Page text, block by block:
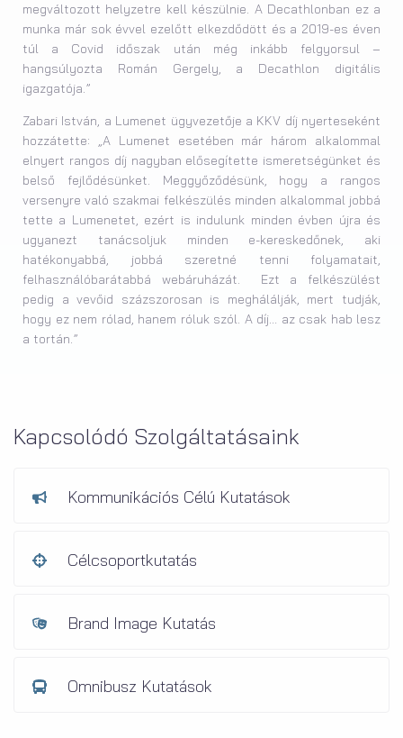
megváltozott helyzetre kell készülnie. A Decathlonban ez a
munka már sok évvel ezelőtt elkezdődött és a 2019-es éven
túl a Covid időszak után még inkább felgyorsul –
hangsúlyozta Román Gergely, a Decathlon digitális
igazgatója.”
Zabari István, a Lumenet ügyvezetője a KKV díj nyerteseként
hozzátette: „A Lumenet esetében már három alkalommal
elnyert rangos díj nagyban elősegítette ismeretségünket és
belső fejlődésünket. Meggyőződésünk, hogy a rangos
versenyre való szakmai felkészülés minden alkalommal jobbá
tette a Lumenetet, ezért is indulunk minden évben újra és
ugyanezt tanácsoljuk minden e-kereskedőnek, aki
hatékonyabbá, jobbá szeretné tenni folyamatait,
felhasználóbarátabbá webáruházát. Ezt a felkészülést
pedig a vevőid százszorosan is meghálálják, mert tudják,
hogy ez nem rólad, hanem róluk szól. A díj… az csak hab lesz
a tortán.”
Kapcsolódó Szolgáltatásaink
Kommunikációs Célú Kutatások
Célcsoportkutatás
Brand Image Kutatás
Omnibusz Kutatások